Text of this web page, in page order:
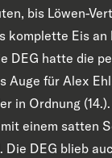
bis Löwen-
Eis an
DEG hatte die
Auge für Alex
in Ordnung
einem satten
DEG blieb